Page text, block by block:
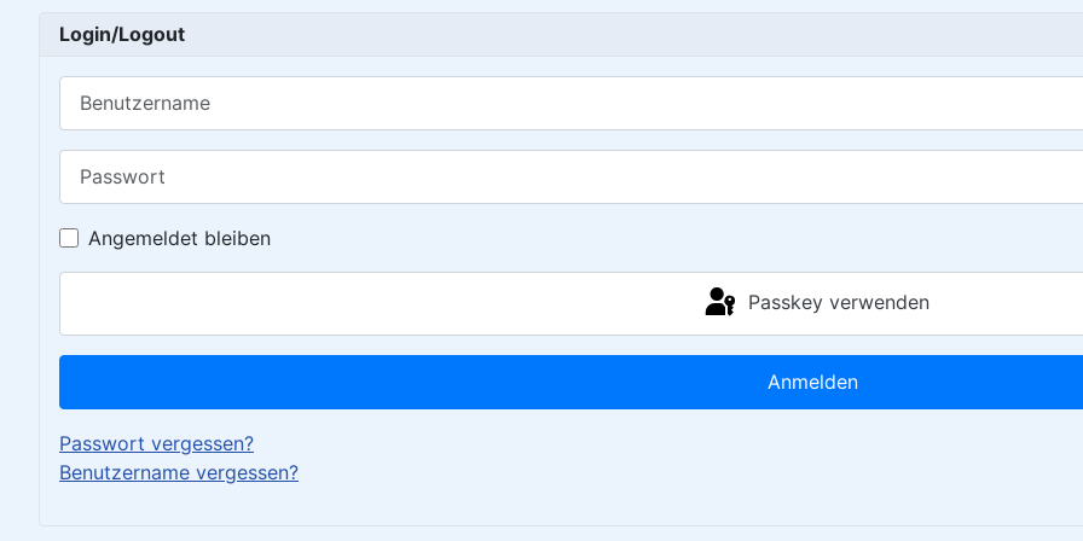
Login/Logout
Angemeldet bleiben
Passkey verwenden
Anmelden
Passwort vergessen?
Benutzername vergessen?